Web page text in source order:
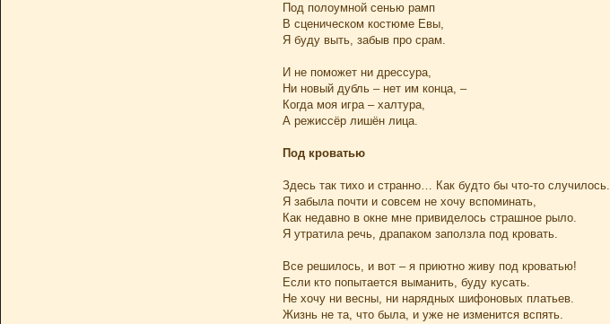
Под полоумной сенью рамп
В сценическом костюме Евы,
Я буду выть, забыв про срам.
И не поможет ни дрессура,
Ни новый дубль – нет им конца, –
Когда моя игра – халтура,
А режиссёр лишён лица.
Под кроватью
Здесь так тихо и странно… Как будто бы что-то случилось.
Я забыла почти и совсем не хочу вспоминать,
Как недавно в окне мне привиделось страшное рыло.
Я утратила речь, драпаком заползла под кровать.
Все решилось, и вот – я приютно живу под кроватью!
Если кто попытается выманить, буду кусать.
Не хочу ни весны, ни нарядных шифоновых платьев.
Жизнь не та, что была, и уже не изменится вспять.